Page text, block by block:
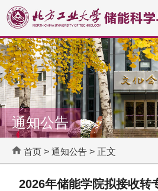
通知公告
首页 > 通知公告 > 正文
2026年储能学院拟接收转